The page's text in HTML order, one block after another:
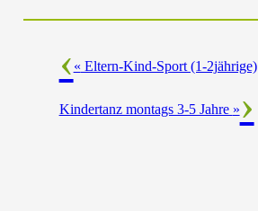
« Eltern-Kind-Sport (1-2jährige)
Kindertanz montags 3-5 Jahre »